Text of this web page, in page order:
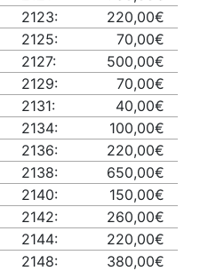
2123:
220,00€
2125:
70,00€
2127:
500,00€
2129:
70,00€
2131:
40,00€
2134:
100,00€
2136:
220,00€
2138:
650,00€
2140:
150,00€
2142:
260,00€
2144:
220,00€
2148:
380,00€